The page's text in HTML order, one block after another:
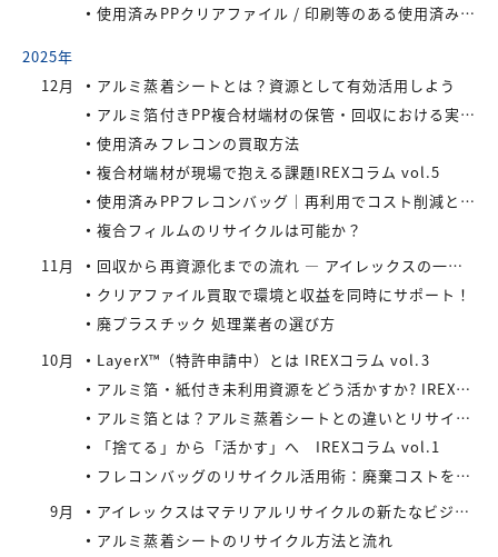
使用済みPPクリアファイル / 印刷等のある使用済みPPクリアファイルの再資源化とリサイクル方法
2025年
12月
アルミ蒸着シートとは？資源として有効活用しよう
アルミ箔付きPP複合材端材の保管・回収における実務上のポイントIREXコラム vol.6
使用済みフレコンの買取方法
複合材端材が現場で抱える課題IREXコラム vol.5
使用済みPPフレコンバッグ｜再利用でコスト削減と環境負荷軽減を実現
複合フィルムのリサイクルは可能か？
11月
回収から再資源化までの流れ ― アイレックスの一貫処理体制 IREXコラム vol.4
クリアファイル買取で環境と収益を同時にサポート！
廃プラスチック 処理業者の選び方
10月
LayerX™（特許申請中）とは IREXコラム vol.3
アルミ箔・紙付き未利用資源をどう活かすか? IREXコラム vol.2
アルミ箔とは？アルミ蒸着シートとの違いとリサイクルの取り組み
「捨てる」から「活かす」へ IREXコラム vol.1
フレコンバッグのリサイクル活用術：廃棄コストを減らす具体策とは
9月
アイレックスはマテリアルリサイクルの新たなビジネスに着手
アルミ蒸着シートのリサイクル方法と流れ